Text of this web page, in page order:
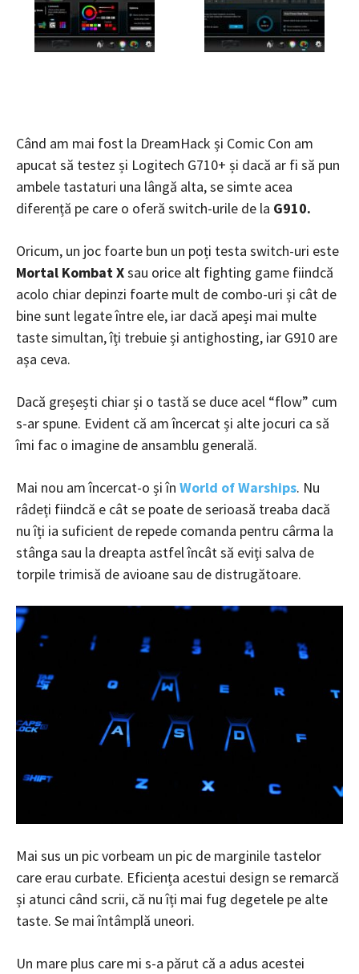
Când am mai fost la DreamHack și Comic Con am
apucat să testez și Logitech G710+ și dacă ar fi să pun
ambele tastaturi una lângă alta, se simte acea
diferență pe care o oferă switch-urile de la G910.
Oricum, un joc foarte bun un poți testa switch-uri este
Mortal Kombat Xsau orice alt fighting game fiindcă
acolo chiar depinzi foarte mult de combo-uri și cât de
bine sunt legate între ele, iar dacă apeși mai multe
taste simultan, îți trebuie și antighosting, iar G910 are
așa ceva.
Dacă greșești chiar și o tastă se duce acel “flow” cum
s-ar spune. Evident că am încercat și alte jocuri ca să
îmi fac o imagine de ansamblu generală.
Mai nou am încercat-o și în World of Warships. Nu
râdeți fiindcă e cât se poate de serioasă treaba dacă
nu îți ia suficient de repede comanda pentru cârma la
stânga sau la dreapta astfel încât să eviți salva de
torpile trimisă de avioane sau de distrugătoare.
Mai sus un pic vorbeam un pic de marginile tastelor
care erau curbate. Eficiența acestui design se remarcă
și atunci când scrii, că nu îți mai fug degetele pe alte
taste. Se mai întâmplă uneori.
Un mare plus care mi s-a părut că a adus acestei